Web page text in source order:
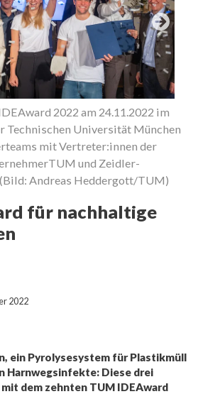
2022 am 24.11.2022 im
Technischen Universität München
mit Vertreter:innen der
und Zeidler-
Andreas Heddergott/TUM)
für nachhaltige
2022
ein Pyrolysesystem für Plastikmüll
Harnwegsinfekte: Diese drei
dem zehnten TUM IDEAward